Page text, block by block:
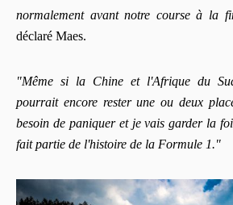
normalement avant notre course à la
déclaré Maes.
"Même si la Chine et l'Afrique du
pourrait encore rester une ou deux
besoin de paniquer et je vais garder la
fait partie de l'histoire de la Formule 1."